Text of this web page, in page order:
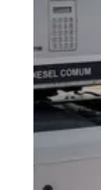
Anuncie no
Guia de
Divulgar Vagas
Publicidade
Negócios
Turismo
Segurança
Hospitais
Parques &
Santana de Parnaíba